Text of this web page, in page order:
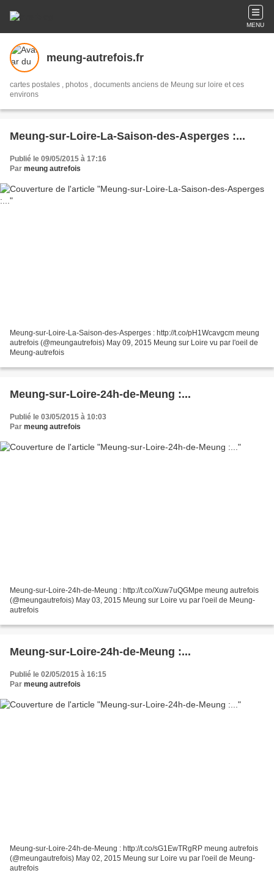
MENU
meung-autrefois.fr
cartes postales , photos , documents anciens de Meung sur loire et ces
environs
Meung-sur-Loire-La-Saison-des-Asperges :...
Publié le 09/05/2015 à 17:16
Par meung autrefois
Meung-sur-Loire-La-Saison-des-Asperges : http://t.co/pH1Wcavgcm meung
autrefois (@meungautrefois) May 09, 2015 Meung sur Loire vu par l'oeil de
Meung-autrefois
Meung-sur-Loire-24h-de-Meung :...
Publié le 03/05/2015 à 10:03
Par meung autrefois
Meung-sur-Loire-24h-de-Meung : http://t.co/Xuw7uQGMpe meung autrefois
(@meungautrefois) May 03, 2015 Meung sur Loire vu par l'oeil de Meung-
autrefois
Meung-sur-Loire-24h-de-Meung :...
Publié le 02/05/2015 à 16:15
Par meung autrefois
Meung-sur-Loire-24h-de-Meung : http://t.co/sG1EwTRgRP meung autrefois
(@meungautrefois) May 02, 2015 Meung sur Loire vu par l'oeil de Meung-
autrefois